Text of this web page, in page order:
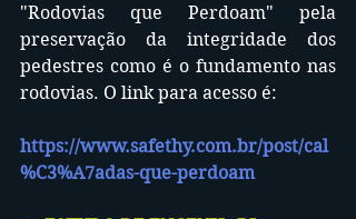
"Rodovias que Perdoam" pela
preservação da integridade dos
pedestres como é o fundamento nas
rodovias. O link para acesso é:
https://www.safethy.com.br/post/cal
%C3%A7adas-que-perdoam